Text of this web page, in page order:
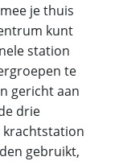
je thuis
kunt
station
te
gericht aan
drie
krachtstation
gebruikt,